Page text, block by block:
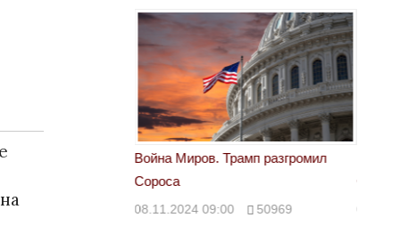
разгромил
Война Миров. Трамп разгромил
Сороса
08.11.2024 09:00 50969